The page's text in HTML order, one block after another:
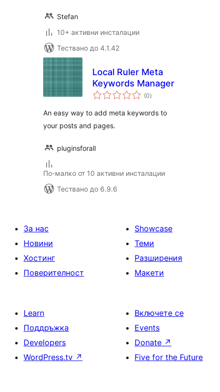
Stefan
10+ активни инсталации
Тествано до 4.1.42
Local Ruler Meta
Keywords Manager
(0общо
оценки
)
An easy way to add meta keywords to
your posts and pages.
pluginsforall
По-малко от 10 активни инсталации
Тествано до 6.9.6
За нас
Новини
Хостинг
Поверителност
Showcase
Теми
Разширения
Макети
Learn
Поддръжка
Developers
WordPress.tv ↗
Включете се
Events
Donate ↗
Five for the Future